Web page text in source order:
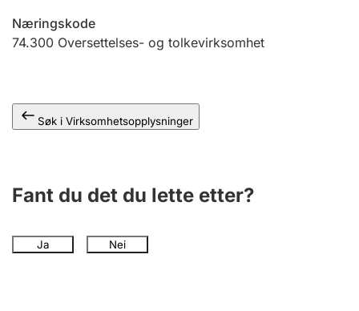
Offentlig sektor
Næringskode
74.300 Oversettelses- og tolkevirksomhet
Søk i Virksomhetsopplysninger
Fant du det du lette etter?
Ja Nei